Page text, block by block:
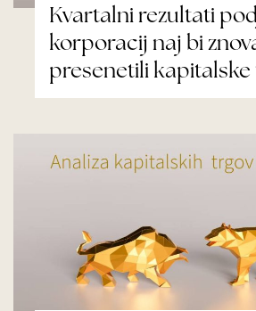
Kvartalni rezultati
korporacij naj bi
presenetili kapitalske